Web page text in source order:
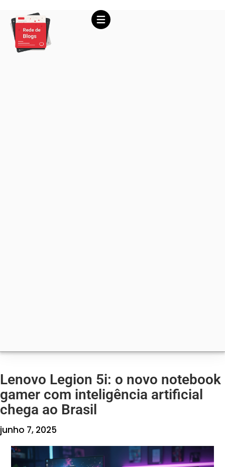
Lenovo Legion 5i: o novo notebook
gamer com inteligência artificial
chega ao Brasil
junho 7, 2025